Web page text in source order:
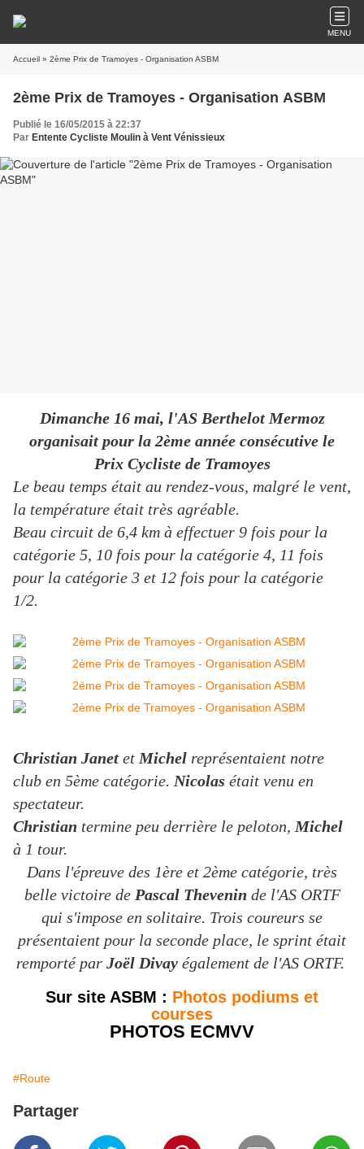
MENU
Accueil » 2ème Prix de Tramoyes - Organisation ASBM
2ème Prix de Tramoyes - Organisation ASBM
Publié le 16/05/2015 à 22:37
Par Entente Cycliste Moulin à Vent Vénissieux
Dimanche 16 mai, l'AS Berthelot Mermoz
organisait pour la 2ème année consécutive le
Prix Cycliste de Tramoyes
Le beau temps était au rendez-vous, malgré le vent,
la température était très agréable.
Beau circuit de 6,4 km à effectuer 9 fois pour la
catégorie 5, 10 fois pour la catégorie 4, 11 fois
pour la catégorie 3 et 12 fois pour la catégorie
1/2.
Christian Janet et Michel représentaient notre
club en 5ème catégorie. Nicolas était venu en
spectateur.
Christian termine peu derrière le peloton, Michel
à 1 tour.
Dans l'épreuve des 1ère et 2ème catégorie, très
belle victoire de Pascal Thevenin de l'AS ORTF
qui s'impose en solitaire. Trois coureurs se
présentaient pour la seconde place, le sprint était
remporté par Joël Divayégalement de l'AS ORTF.
Sur site ASBM : Photos podiums et
courses
PHOTOS ECMVV
#Route
Partager